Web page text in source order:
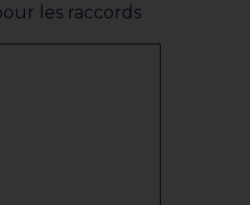
les raccords